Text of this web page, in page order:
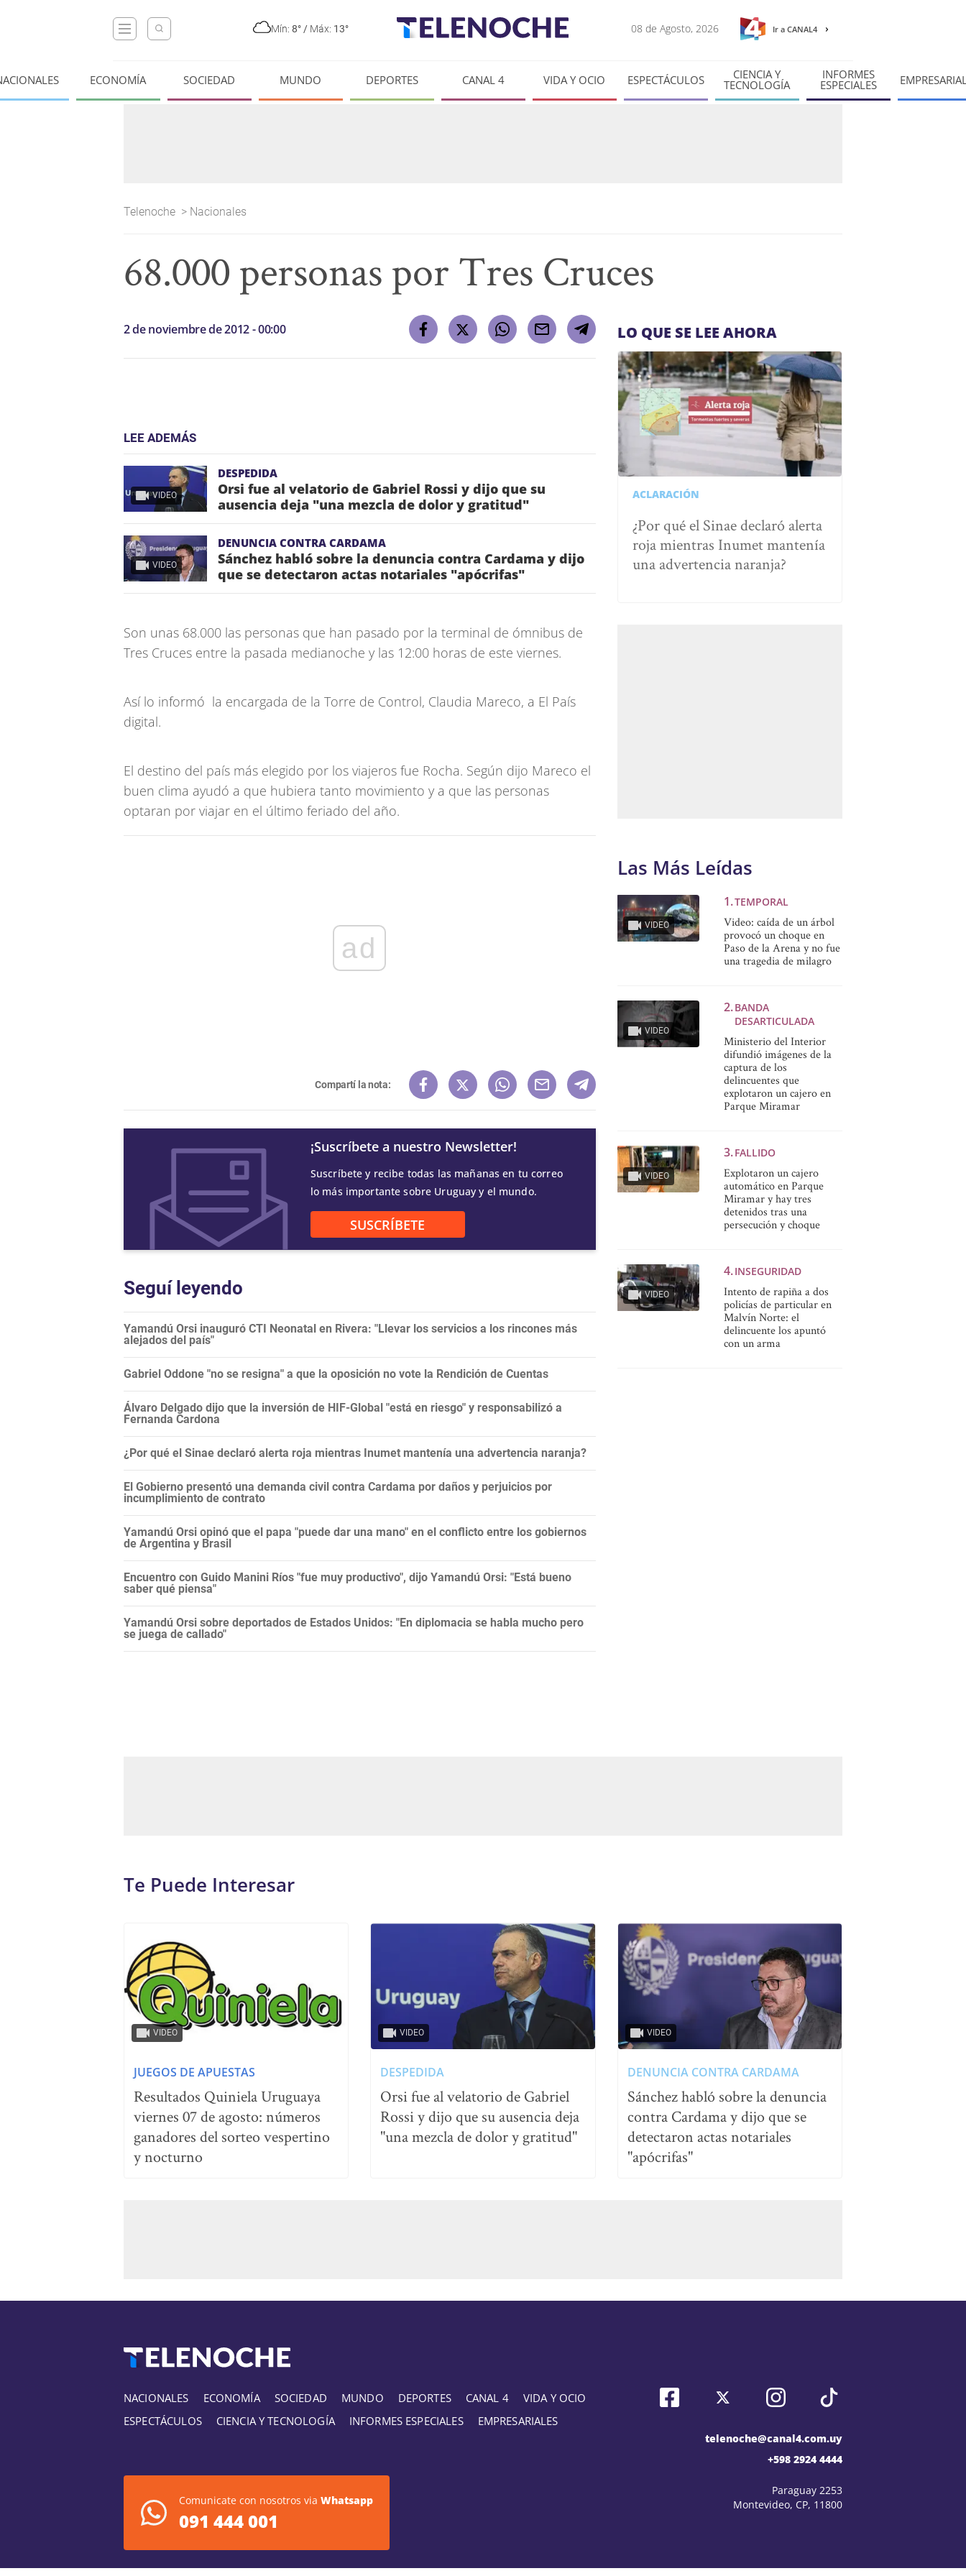
Mín: 8° / Máx: 13° 08 de Agosto, 2026 Ir a CANAL4
ECONOMÍA SOCIEDAD MUNDO DEPORTES CANAL 4 VIDA Y OCIO ESPECTÁCULOS CIENCIA Y
TECNOLOGÍA
INFORMES
ESPECIALES
Telenoche > Nacionales
68.000 personas por Tres Cruces
2 de noviembre de 2012 - 00:00
LEE ADEMÁS
VIDEO
DESPEDIDA
Orsi fue al velatorio de Gabriel Rossi y dijo que su
ausencia deja "una mezcla de dolor y gratitud"
VIDEO
DENUNCIA CONTRA CARDAMA
Sánchez habló sobre la denuncia contra Cardama y dijo
que se detectaron actas notariales "apócrifas"
Son unas 68.000 las personas que han pasado por la terminal de ómnibus de
Tres Cruces entre la pasada medianoche y las 12:00 horas de este viernes.
Así lo informó la encargada de la Torre de Control, Claudia Mareco, a El País
digital.
El destino del país más elegido por los viajeros fue Rocha. Según dijo Mareco el
buen clima ayudó a que hubiera tanto movimiento y a que las personas
optaran por viajar en el último feriado del año.
ad
Compartí la nota:
¡Suscríbete a nuestro Newsletter!
Suscríbete y recibe todas las mañanas en tu correo
lo más importante sobre Uruguay y el mundo.
SUSCRÍBETE
Seguí leyendo
Yamandú Orsi inauguró CTI Neonatal en Rivera: "Llevar los servicios a los rincones más
alejados del país"
Gabriel Oddone "no se resigna" a que la oposición no vote la Rendición de Cuentas
Álvaro Delgado dijo que la inversión de HIF-Global "está en riesgo" y responsabilizó a
Fernanda Cardona
¿Por qué el Sinae declaró alerta roja mientras Inumet mantenía una advertencia naranja?
El Gobierno presentó una demanda civil contra Cardama por daños y perjuicios por
incumplimiento de contrato
Yamandú Orsi opinó que el papa "puede dar una mano" en el conflicto entre los gobiernos
de Argentina y Brasil
Encuentro con Guido Manini Ríos "fue muy productivo", dijo Yamandú Orsi: "Está bueno
saber qué piensa"
Yamandú Orsi sobre deportados de Estados Unidos: "En diplomacia se habla mucho pero
se juega de callado"
LO QUE SE LEE AHORA
ACLARACIÓN
¿Por qué el Sinae declaró alerta
roja mientras Inumet mantenía
una advertencia naranja?
Las Más Leídas
VIDEO
TEMPORAL
Video: caída de un árbol
provocó un choque en
Paso de la Arena y no fue
una tragedia de milagro
VIDEO
BANDA
DESARTICULADA
Ministerio del Interior
difundió imágenes de la
captura de los
delincuentes que
explotaron un cajero en
Parque Miramar
VIDEO
FALLIDO
Explotaron un cajero
automático en Parque
Miramar y hay tres
detenidos tras una
persecución y choque
VIDEO
INSEGURIDAD
Intento de rapiña a dos
policías de particular en
Malvín Norte: el
delincuente los apuntó
con un arma
Te Puede Interesar
VIDEO
JUEGOS DE APUESTAS
Resultados Quiniela Uruguaya
viernes 07 de agosto: números
ganadores del sorteo vespertino
y nocturno
VIDEO
DESPEDIDA
Orsi fue al velatorio de Gabriel
Rossi y dijo que su ausencia deja
"una mezcla de dolor y gratitud"
VIDEO
DENUNCIA CONTRA CARDAMA
Sánchez habló sobre la denuncia
contra Cardama y dijo que se
detectaron actas notariales
"apócrifas"
NACIONALES ECONOMÍA SOCIEDAD MUNDO DEPORTES CANAL 4
VIDA Y OCIO
ESPECTÁCULOS
CIENCIA Y TECNOLOGÍA INFORMES ESPECIALES EMPRESARIALES
Comunicate con nosotros via Whatsapp
091 444 001
telenoche@canal4.com.uy
+598 2924 4444
Paraguay 2253
Montevideo, CP, 11800